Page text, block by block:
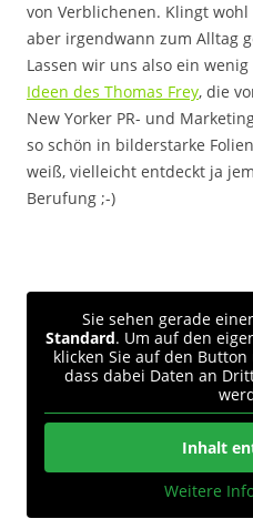
von Verblichenen. Klingt
aber irgendwann zum Alltag
Lassen wir uns also ein
Ideen des Thomas Frey, die
New Yorker PR- und
so schön in bilderstarke
weiß, vielleicht entdeckt ja
Berufung ;-)
Sie sehen gerade
Standard. Um auf den
klicken Sie auf den
dass dabei Daten an
Inhalt
Weitere